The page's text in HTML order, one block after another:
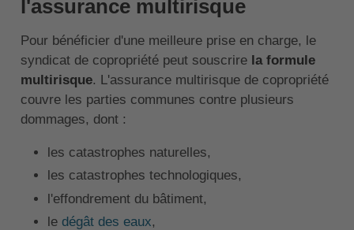
l'assurance multirisque
Pour bénéficier d'une meilleure prise en charge, le
syndicat de copropriété peut souscrire la formule
multirisque. L'assurance multirisque de copropriété
couvre les parties communes contre plusieurs
dommages, dont :
les catastrophes naturelles,
les catastrophes technologiques,
l'effondrement du bâtiment,
le dégât des eaux,